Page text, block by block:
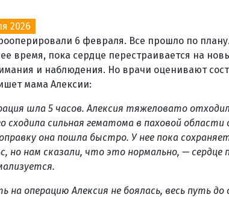
2026
6 февраля. Все прошло по
время, пока сердце перестраивается на
и наблюдения. Но врачи оценивают
мама Алексии:
шла 5 часов. Алексия тяжеловато
сходила сильная гематома в паховой
она пошла быстро. У нее пока
но нам сказали, что это нормально, — сердце
на операцию Алексия не боялась, весь путь